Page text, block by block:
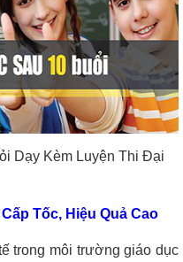
Dạy Kèm Luyện Thi Đại
Tốc, Hiệu Quả Cao
trong môi trường giáo dục